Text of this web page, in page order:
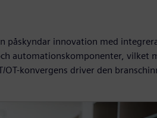
innovation med
automationskomponenter, vilket
konvergens driver den